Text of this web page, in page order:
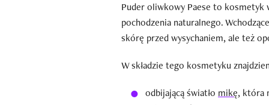
Puder oliwkowy Paese to kosmetyk
pochodzenia naturalnego.
skórę przed wysychaniem, ale też
W składzie tego kosmetyku
odbijającą światło mikę, która